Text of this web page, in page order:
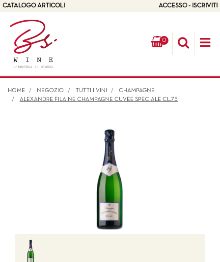
CATALOGO ARTICOLI ACCESSO - ISCRIVITI
0
HOME NEGOZIO TUTTI I VINI
CHAMPAGNE
ALEXANDRE FILAINE CHAMPAGNE CUVEE SPECIALE CL.75